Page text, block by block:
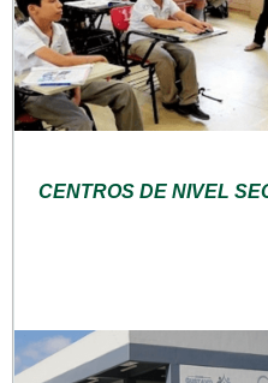
CENTROS DE NIVEL